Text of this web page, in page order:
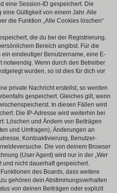
eine Session-ID gespeichert. Die
Gültigkeit von einem Jahr. Alle
die Funktion „Alle Cookies löschen“
die du bei der Registrierung,
Bereich angibst. Für die
eindeutiger Benutzername, eine E-
notwendig. Wenn durch den Betreiber
wurden, so ist dies für dich vor
private Nachricht erstellst, so werden
gespeichert. Gleiches gilt, wenn
In diesen Fällen wird
Die IP-Adresse wird weiterhin bei
Löschen und Ändern von Beiträgen
und Umfragen), Änderungen an
Kontoaktivierung, Benutzer-
Die von deinem Browser
(User Agent) wird nur in der „Wer
und nicht dauerhaft gespeichert.
des Boards, dass weitere
gehören dein Abstimmungsverhalten
von deinen Beiträgen oder explizit